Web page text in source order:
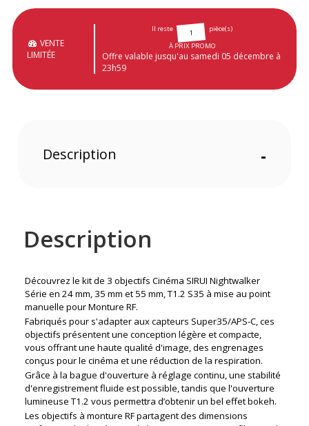
VENTE
LIMITÉE
Il reste 1
pièce(s)
À PRIX PROMO
Offre valable jusqu'au samedi 05 décembre à
23h59
Description -
Description
Découvrez le kit de 3 objectifs Cinéma SIRUI Nightwalker
Série en 24 mm, 35 mm et 55 mm, T1.2 S35 à mise au point
manuelle pour Monture RF.
Fabriqués pour s'adapter aux capteurs Super35/APS-C, ces
objectifs présentent une conception légère et compacte,
vous offrant une haute qualité d'image, des engrenages
conçus pour le cinéma et une réduction de la respiration.
Grâce à la bague d'ouverture à réglage continu, une stabilité
d'enregistrement fluide est possible, tandis que l'ouverture
lumineuse T1.2 vous permettra d’obtenir un bel effet bokeh.
Les objectifs à montureRFpartagent des dimensions